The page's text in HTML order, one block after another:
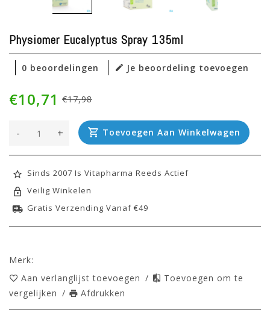
Physiomer Eucalyptus Spray 135ml
0 beoordelingen Je beoordeling toevoegen
€17,98
€10,71
+
- Toevoegen Aan Winkelwagen
Sinds 2007 Is Vitapharma Reeds Actief
Veilig Winkelen
Gratis Verzending Vanaf €49
Merk:
Aan verlanglijst toevoegen /
Toevoegen om te
vergelijken / Afdrukken